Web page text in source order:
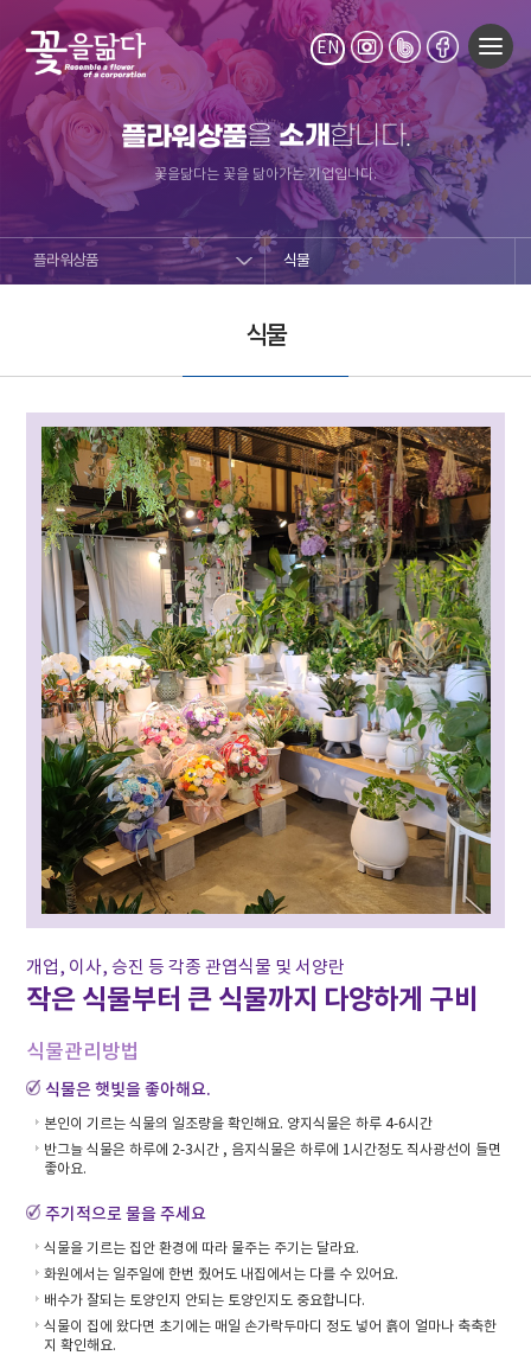
EN
플라워상품을소개합니다.
꽃을닮다는 꽃을 닮아가는 기업입니다.
플라워상품 식물
식물
개업, 이사, 승진 등 각종 관엽식물 및 서양란
작은 식물부터 큰 식물까지 다양하게 구비
식물관리방법
식물은 햇빛을 좋아해요.
본인이 기르는 식물의 일조량을 확인해요. 양지식물은 하루 4-6시간
반그늘 식물은 하루에 2-3시간 , 음지식물은 하루에 1시간정도 직사광선이 들면
좋아요.
주기적으로 물을 주세요
식물을 기르는 집안 환경에 따라 물주는 주기는 달라요.
화원에서는 일주일에 한번 줬어도 내집에서는 다를 수 있어요.
배수가 잘되는 토양인지 안되는 토양인지도 중요합니다.
식물이 집에 왔다면 초기에는 매일 손가락두마디 정도 넣어 흙이 얼마나 축축한
지 확인해요.